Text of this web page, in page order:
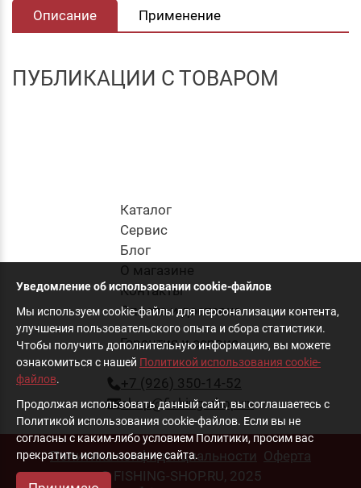
Описание Применение
ПУБЛИКАЦИИ С ТОВАРОМ
Каталог
Cервис
Блог
О магазине
Контакты
Оплата и доставка
Гарантия и сервис
+7 (926) 350-14-52
shop@fishing-shop.ru
Политика конфиденциальности Оферта
© FISHING-SHOP.RU, 2025
Уведомление об использовании cookie-файлов
Мы используем cookie-файлы для персонализации контента,
улучшения пользовательского опыта и сбора статистики.
Чтобы получить дополнительную информацию, вы можете
ознакомиться с нашей Политикой использования cookie-
файлов.
Продолжая использовать данный сайт, вы соглашаетесь с
Политикой использования cookie-файлов. Если вы не
согласны с каким-либо условием Политики, просим вас
прекратить использование сайта.